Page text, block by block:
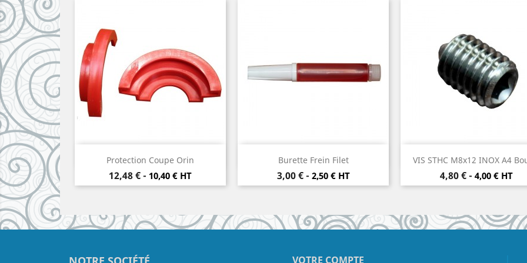
Protection Coupe Orin
Prix
12,48 €- 10,40 € HT
Aperçu rapide Burette Frein Filet
Prix
3,00 € - 2,50 € HT
Aperçu rapide VIS STHC M8x12 INOX A4
Prix
4,80 € - 4,00 € HT
 Aperçu rapide
VOTRE COMPTE